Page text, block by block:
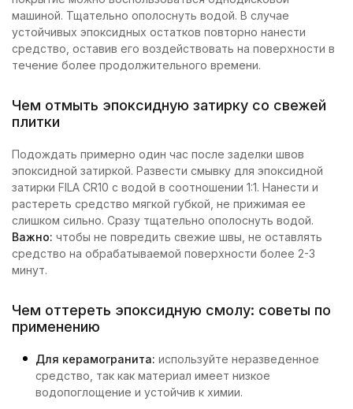
машиной. Тщательно ополоснуть водой. В случае
устойчивых эпоксидных остатков повторно нанести
средство, оставив его воздействовать на поверхности в
течение более продолжительного времени.
Чем отмыть эпоксидную затирку со свежей
плитки
Подождать примерно один час после заделки швов
эпоксидной затиркой. Развести смывку для эпоксидной
затирки FILA CR10 с водой в соотношении 1:1. Нанести и
растереть средство мягкой губкой, не прижимая ее
слишком сильно. Сразу тщательно ополоснуть водой.
Важно: чтобы не повредить свежие швы, не оставлять
средство на обрабатываемой поверхности более 2-3
минут.
Чем оттереть эпоксидную смолу: советы по
применению
Для керамогранита: используйте неразведенное
средство, так как материал имеет низкое
водопоглощение и устойчив к химии.